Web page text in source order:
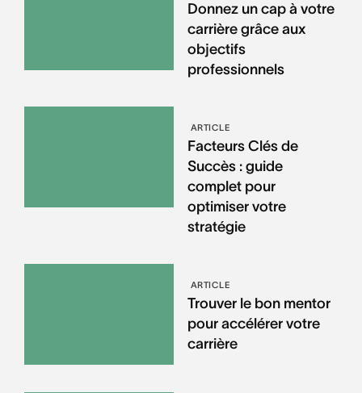
Donnez un cap à votre
carrière grâce aux
objectifs
professionnels
ARTICLE
Facteurs Clés de
Succès : guide
complet pour
optimiser votre
stratégie
ARTICLE
Trouver le bon mentor
pour accélérer votre
carrière